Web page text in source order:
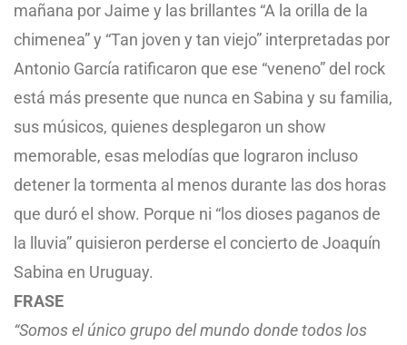
mañana por Jaime y las brillantes “A la orilla de la
chimenea” y “Tan joven y tan viejo” interpretadas por
Antonio García ratificaron que ese “veneno” del rock
está más presente que nunca en Sabina y su familia,
sus músicos, quienes desplegaron un show
memorable, esas melodías que lograron incluso
detener la tormenta al menos durante las dos horas
que duró el show. Porque ni “los dioses paganos de
la lluvia” quisieron perderse el concierto de Joaquín
Sabina en Uruguay.
FRASE
“Somos el único grupo del mundo donde todos los